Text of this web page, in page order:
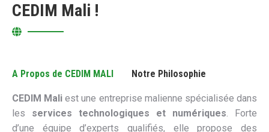
CEDIM Mali !
A Propos de CEDIM MALI Notre Philosophie
CEDIM Mali est une entreprise malienne spécialisée dans
les services technologiques et numériques. Forte
d’une équipe d’experts qualifiés, elle propose des